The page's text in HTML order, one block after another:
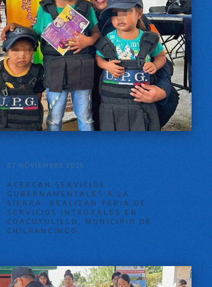
07 NOVIEMBRE 2025
ACERCAN SERVICIOS
GUBERNAMENTALES A LA
SIERRA: REALIZAN FERIA DE
SERVICIOS INTEGRALES EN
COACUYULILLO, MUNICIPIO DE
CHILPANCINGO.